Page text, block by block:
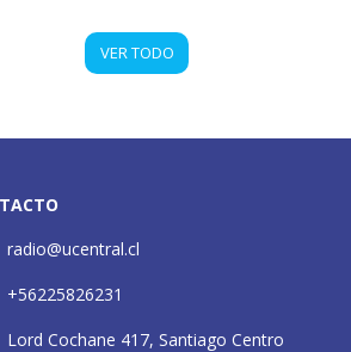
VER TODO
radio@ucentral.cl
+56225826231
Lord Cochane 417, Santiago Centro